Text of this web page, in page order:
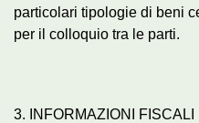
particolari tipologie di beni
per il colloquio tra le parti.
3. INFORMAZIONI FISCALI